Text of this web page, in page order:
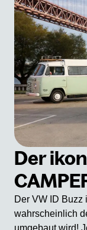
Der
Der VW ID Buzz
wahrscheinlich